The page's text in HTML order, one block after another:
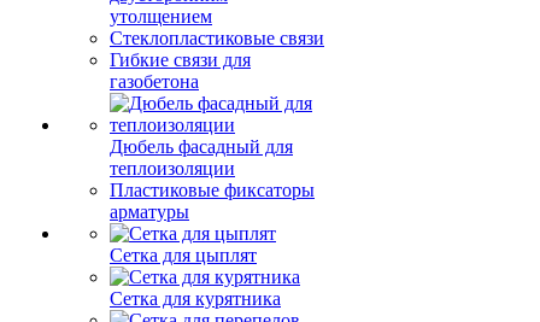
утолщением
Стеклопластиковые связи
Гибкие связи для
газобетона
Дюбель фасадный для
теплоизоляции
Пластиковые фиксаторы
арматуры
Сетка для цыплят
Сетка для курятника